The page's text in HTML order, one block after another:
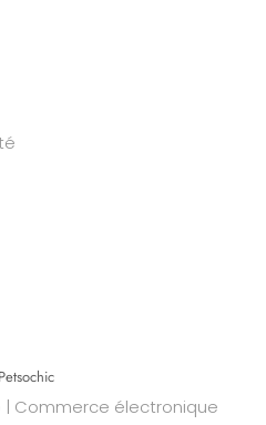
| Commerce électronique